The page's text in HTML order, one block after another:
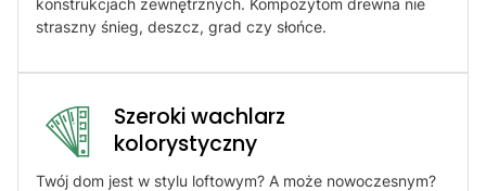
konstrukcjach zewnętrznych. Kompozytom drewna nie
straszny śnieg, deszcz, grad czy słońce.
Szeroki wachlarz
kolorystyczny
Twój dom jest w stylu loftowym? A może nowoczesnym?